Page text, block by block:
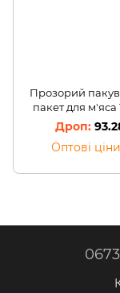
Прозорий
пакет для м'яса
(270х280
Оптові ціни